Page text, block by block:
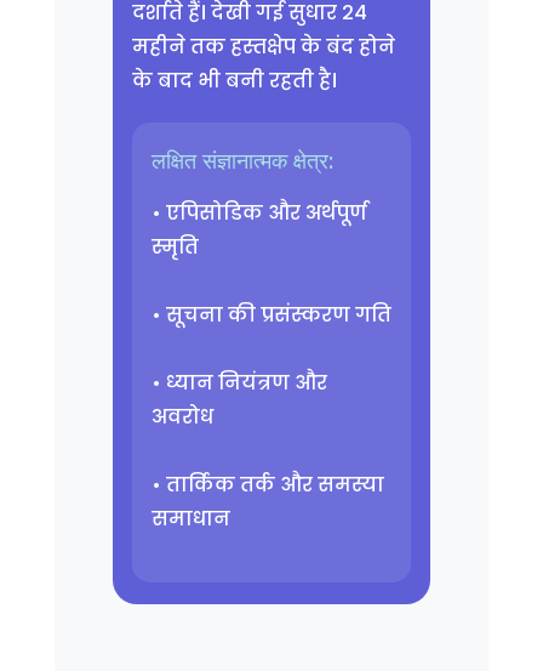
दर्शाते हैं। देखी गई सुधार 24
महीने तक हस्तक्षेप के बंद होने
के बाद भी बनी रहती है।
लक्षित संज्ञानात्मक क्षेत्र:
• एपिसोडिक और अर्थपूर्ण
स्मृति
• सूचना की प्रसंस्करण गति
• ध्यान नियंत्रण और
अवरोध
• तार्किक तर्क और समस्या
समाधान